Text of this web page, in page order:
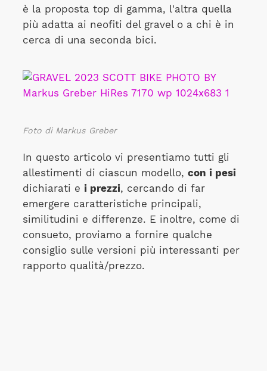
è la proposta top di gamma, l'altra quella
più adatta ai neofiti del gravel o a chi è in
cerca di una seconda bici.
Foto di Markus Greber
In questo articolo vi presentiamo tutti gli
allestimenti di ciascun modello, con i pesi
dichiarati e i prezzi, cercando di far
emergere caratteristiche principali,
similitudini e differenze. E inoltre, come di
consueto, proviamo a fornire qualche
consiglio sulle versioni più interessanti per
rapporto qualità/prezzo.